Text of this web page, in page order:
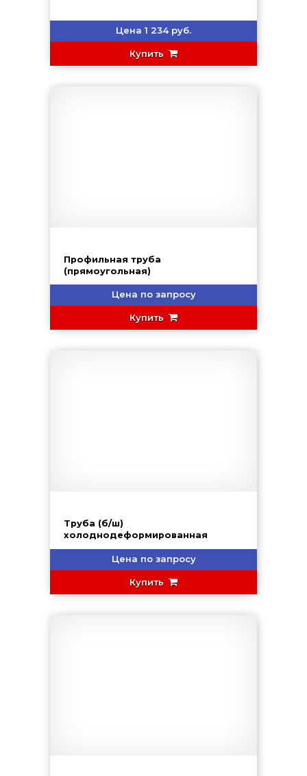
Цена 1 234 руб.
Купить
Профильная труба
(прямоугольная)
Цена по запросу
Купить
Труба (б/ш)
холоднодеформированная
Цена по запросу
Купить